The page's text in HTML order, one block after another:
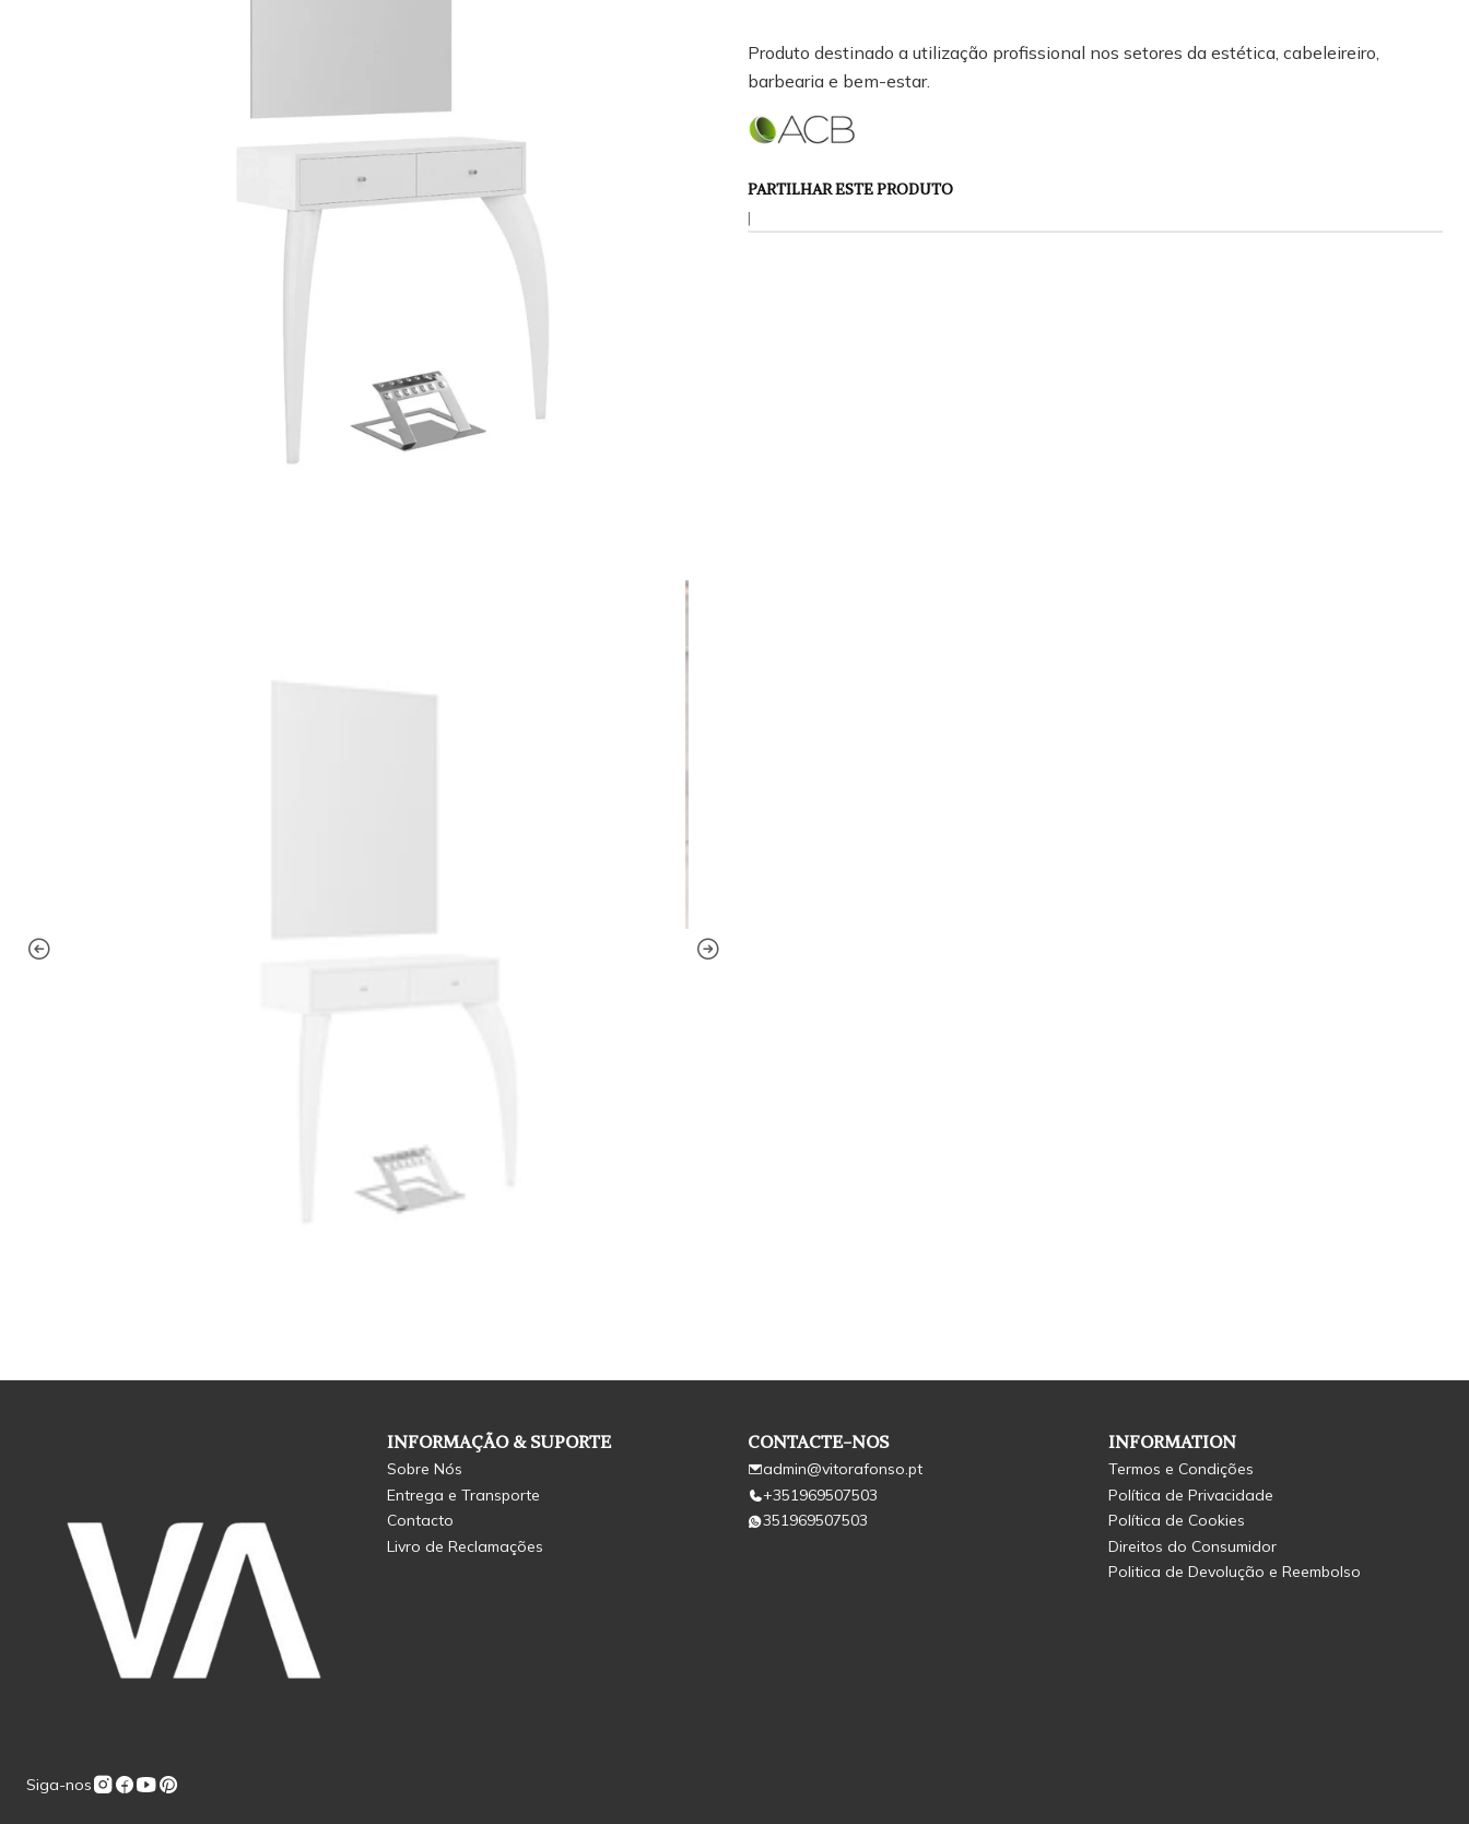
Produto destinado a utilização profissional nos setores da estética, cabeleireiro,
barbearia e bem-estar.
PARTILHAR ESTE PRODUTO
|
Siga-nos
INFORMAÇÃO & SUPORTE
Sobre Nós
Entrega e Transporte
Contacto
Livro de Reclamações
CONTACTE-NOS
admin@vitorafonso.pt
+351969507503
351969507503
INFORMATION
Termos e Condições
Política de Privacidade
Política de Cookies
Direitos do Consumidor
Politica de Devolução e Reembolso